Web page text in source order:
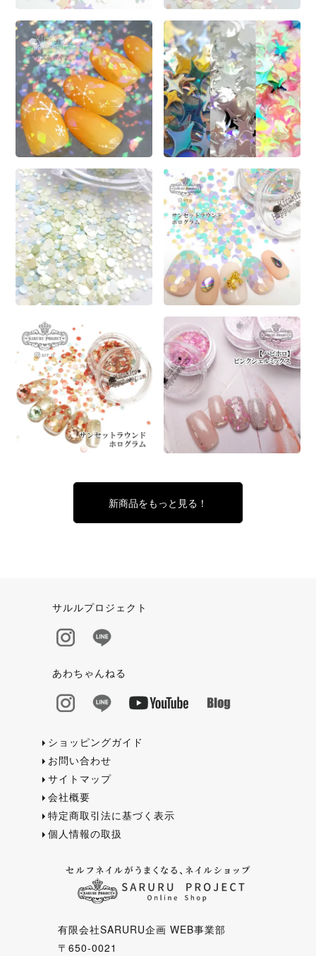
新商品をもっと見る！
有限会社SARURU企画 WEB事業部
〒650-0021
ショッピングガイド
お問い合わせ
サイトマップ
会社概要
特定商取引法に基づく表示
個人情報の取扱
サルルプロジェクト
あわちゃんねる